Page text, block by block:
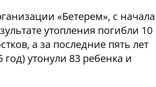
«Бетерем», с начала
утопления погибли 10
а за последние пять лет
год) утонули 83 ребенка и